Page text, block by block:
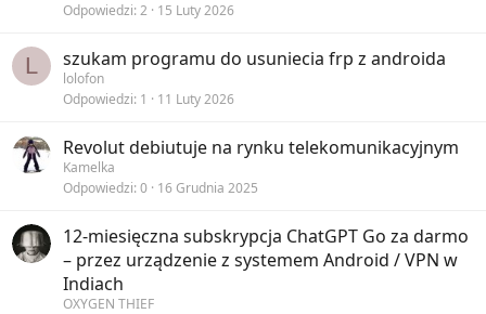
Odpowiedzi 2 15 Luty 2026
L szukam programu do usuniecia frp z androida
lolofon
Odpowiedzi 1 11 Luty 2026
Revolut debiutuje na rynku telekomunikacyjnym
Kamelka
Odpowiedzi 0 16 Grudnia 2025
12-miesięczna subskrypcja ChatGPT Go za darmo
– przez urządzenie z systemem Android / VPN w
Indiach
OXYGEN THIEF